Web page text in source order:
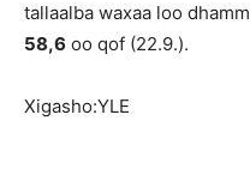
tallaalba waxaa loo
58,6 oo qof (22.9.).
Xigasho:YLE